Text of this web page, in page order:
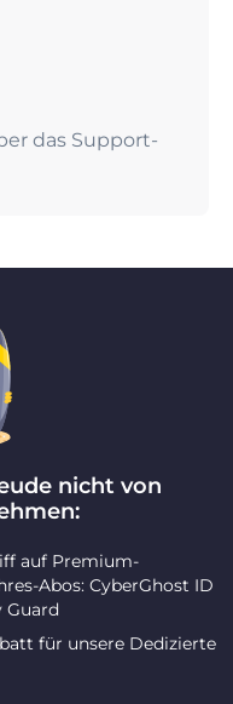
das Support-
nicht von
auf Premium-
Abos: CyberGhost ID
Guard
für unsere Dedizierte